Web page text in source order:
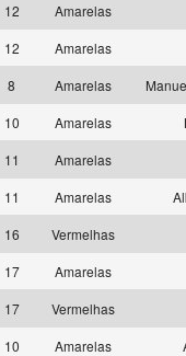
12 Amarelas
12
Amarelas
8 Amarelas
10 Amarelas
11
Amarelas
11 Amarelas
16
Vermelhas
17
Amarelas
17
Vermelhas
10 Amarelas